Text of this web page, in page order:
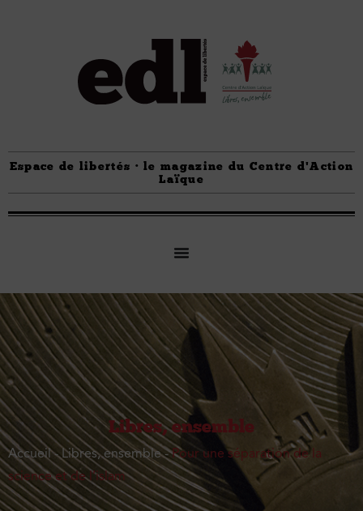
Espace de libertés · le magazine du Centre d'Action
Laïque
Libres, ensemble
Accueil-Libres, ensemble-Pour une séparation de la
science et de l’islam